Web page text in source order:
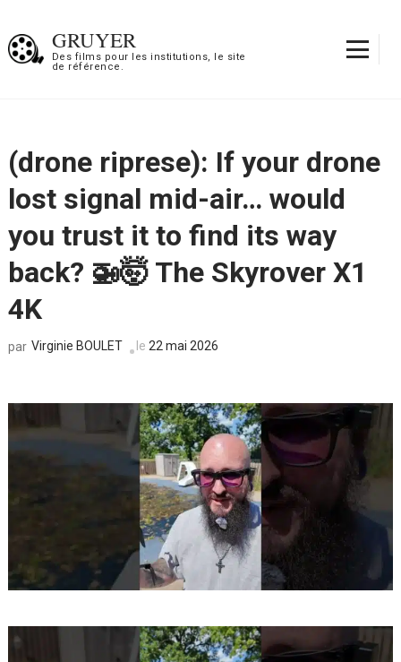
contenu
GRUYER
Des films pour les institutions, le site
de référence.
(drone riprese): If your drone
lost signal mid-air… would
you trust it to find its way
back? 🚁🤯 The Skyrover X1
4K
par Virginie BOULET le 22 mai 2026